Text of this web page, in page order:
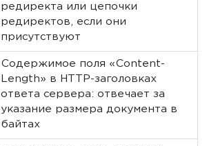
редиректа или цепочки
редиректов, если они
присутствуют
Содержимое поля «Content-
Length» в HTTP-заголовках
ответа сервера: отвечает за
указание размера документа в
байтах